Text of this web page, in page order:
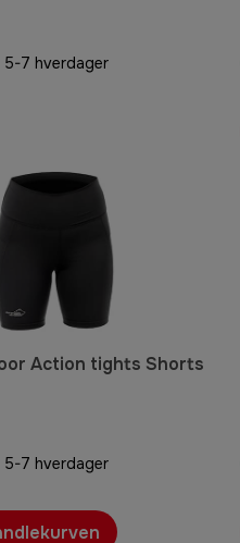
5-7 hverdager
Action tights Shorts
5-7 hverdager